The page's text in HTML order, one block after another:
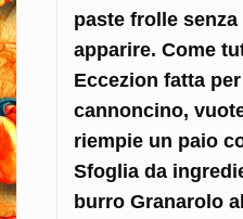
paste frolle
apparire. Come
Eccezion fatta
cannoncino,
riempie un paio
Sfoglia da
burro Granarolo